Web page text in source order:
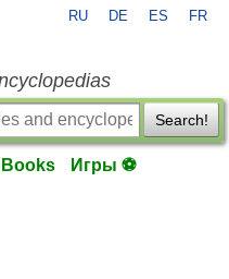
RU DE ES FR
Search!
Books Игры ⚽